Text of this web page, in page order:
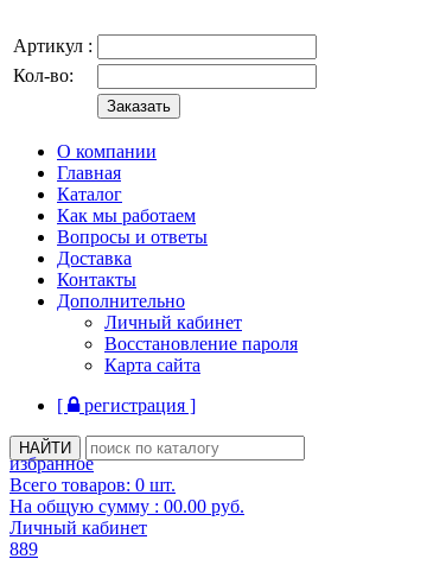
Артикул :
Кол-во:
О компании
Главная
Каталог
Как мы работаем
Вопросы и ответы
Доставка
Контакты
Дополнительно
Личный кабинет
Восстановление пароля
Карта сайта
[
регистрация ]
избранное
Всего товаров: 0 шт.
На общую сумму : 00.00 руб.
Личный кабинет
889